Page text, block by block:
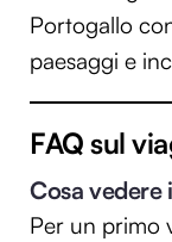
Portogallo
paesaggi e
FAQ sul
Cosa
Per un primo